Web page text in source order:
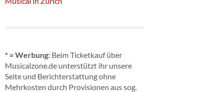
* = Werbung: Beim Ticketkauf über
Musicalzone.de unterstützt ihr unsere
Seite und Berichterstattung ohne
Mehrkosten durch Provisionen aus sog.